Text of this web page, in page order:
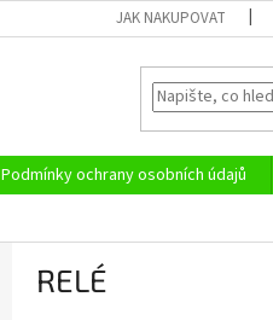
JAK NAKUPOVAT
Podmínky ochrany osobních údajů
RELÉ